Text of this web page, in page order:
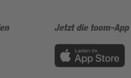
Jetzt die toom-